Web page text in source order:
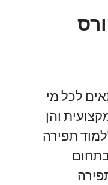
לכל מי
והן
תפירה